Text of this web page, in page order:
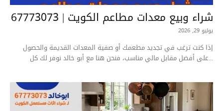
شراء وبيع معدات مطاعم الكويت | 67773073
يوليو 29, 2026
إذا كنت ترغب في تجديد مطعمك أو صفية المعدات القديمة والحصول
على أفضل مقابل مالي مناسب، فنحن هنا مع أبو خالد نوفر لك كل...